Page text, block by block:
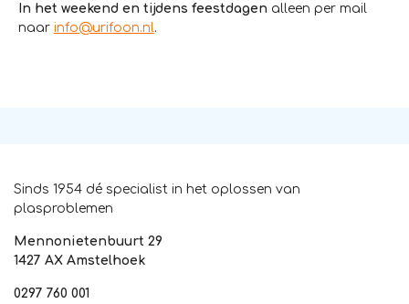
In het weekend en tijdens feestdagen alleen per mail
naar info@urifoon.nl.
Sinds 1954 dé specialist in het oplossen van
plasproblemen
Mennonietenbuurt 29
1427 AX Amstelhoek
0297 760 001